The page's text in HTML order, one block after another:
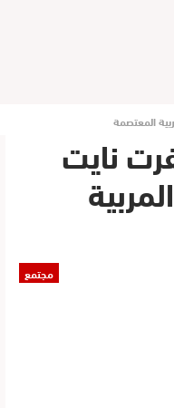
المعتصمة
نايت
مجتمع